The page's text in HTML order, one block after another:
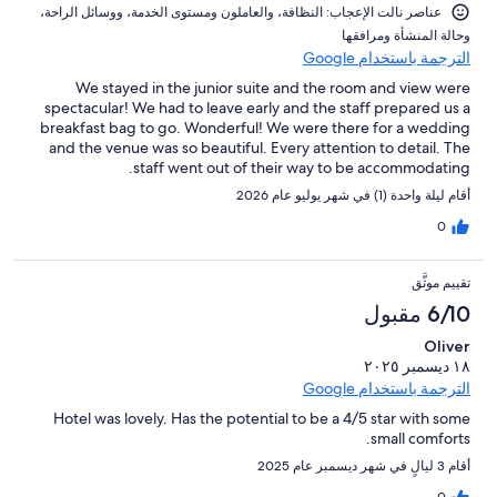
النزلاء
عناصر نالت الإعجاب: ⁦النظافة⁩، و⁦العاملون ومستوى الخدمة⁩، و⁦وسائل الراحة⁩،
و⁦حالة المنشأة ومرافقها⁩
الترجمة باستخدام Google
We stayed in the junior suite and the room and view were
spectacular! We had to leave early and the staff prepared us a
breakfast bag to go. Wonderful! We were there for a wedding
and the venue was so beautiful. Every attention to detail. The
staff went out of their way to be accommodating.
أقام ليلة واحدة (1) في شهر يوليو عام 2026
0
تقييم موثَّق
6/10 مقبول
Oliver
١٨ ديسمبر ٢٠٢٥
الترجمة باستخدام Google
Hotel was lovely. Has the potential to be a 4/5 star with some
small comforts.
أقام 3 ليالٍ في شهر ديسمبر عام 2025